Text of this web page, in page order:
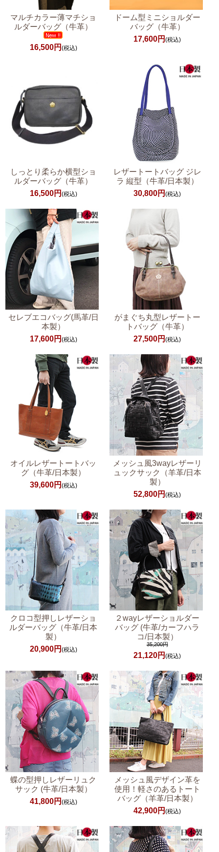
マルチカラー薄マチショ
ルダーバッグ（牛革）
16,500円 (税込)
ドーム型ミニショルダー
バッグ（牛革）
17,600円(税込)
しっとり柔らか横型ショ
ルダーバッグ（牛革）
16,500円 (税込)
レザートートバッグ ジレ
ラ 縦型（牛革/日本製）
30,800円(税込)
セレブエコバッグ(馬革/日
本製）
17,600円 (税込)
がまぐち丸型レザートー
トバッグ（牛革）
27,500円(税込)
オイルレザートートバッ
グ（牛革/日本製）
39,600円 (税込)
メッシュ風3wayレザーリ
ュックサック（羊革/日本
製）
52,800円(税込)
クロコ型押しレザーショ
ルダーバッグ（牛革/日本
製）
20,900円 (税込)
２wayレザーショルダー
バッグ (牛革/カーフハラ
コ/日本製）
35,200円
21,120円(税込)
蝶の型押しレザーリュク
サック (牛革/日本製）
41,800円 (税込)
メッシュ風デザイン革を
使用！軽さのあるトート
バッグ（羊革/日本製）
42,900円(税込)